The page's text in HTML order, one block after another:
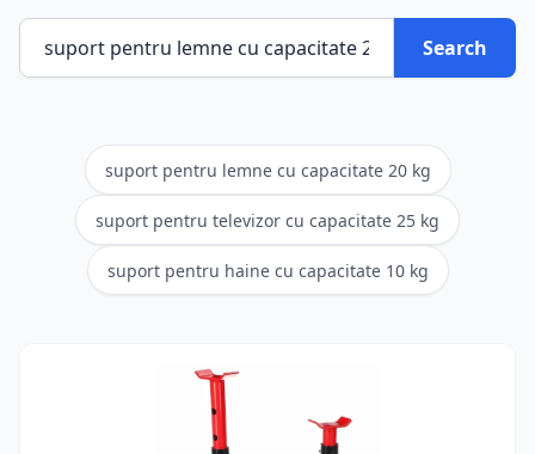
Search
suport pentru lemne cu capacitate 20 kg
suport pentru televizor cu capacitate 25 kg
suport pentru haine cu capacitate 10 kg